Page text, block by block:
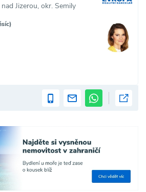
Jizerou, okr. Semily